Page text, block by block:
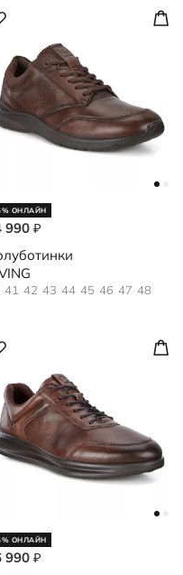
ОНЛАЙН
990 ₽
41 42 43 44 45 46 47 48
ОНЛАЙН
990 ₽